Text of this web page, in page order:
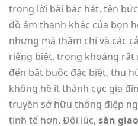
trong lời bài bác hát, tên
đồ âm thanh khác của bọn
nhưng mà thậm chí và các
riêng biệt, trong khoảng rất
đến bắt buộc đặc biệt, thu
không hề ít thành cục gia
truyền sở hữu thông điệp
tinh tế hơn. Đôi lúc, sàn